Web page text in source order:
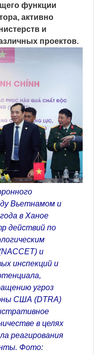
функции
активно
и
проектов.
Вьетнамом и
в Ханое
действий по
и
инспекций и
угроз
США (DTRA)
в целях
реагирования
Фото: